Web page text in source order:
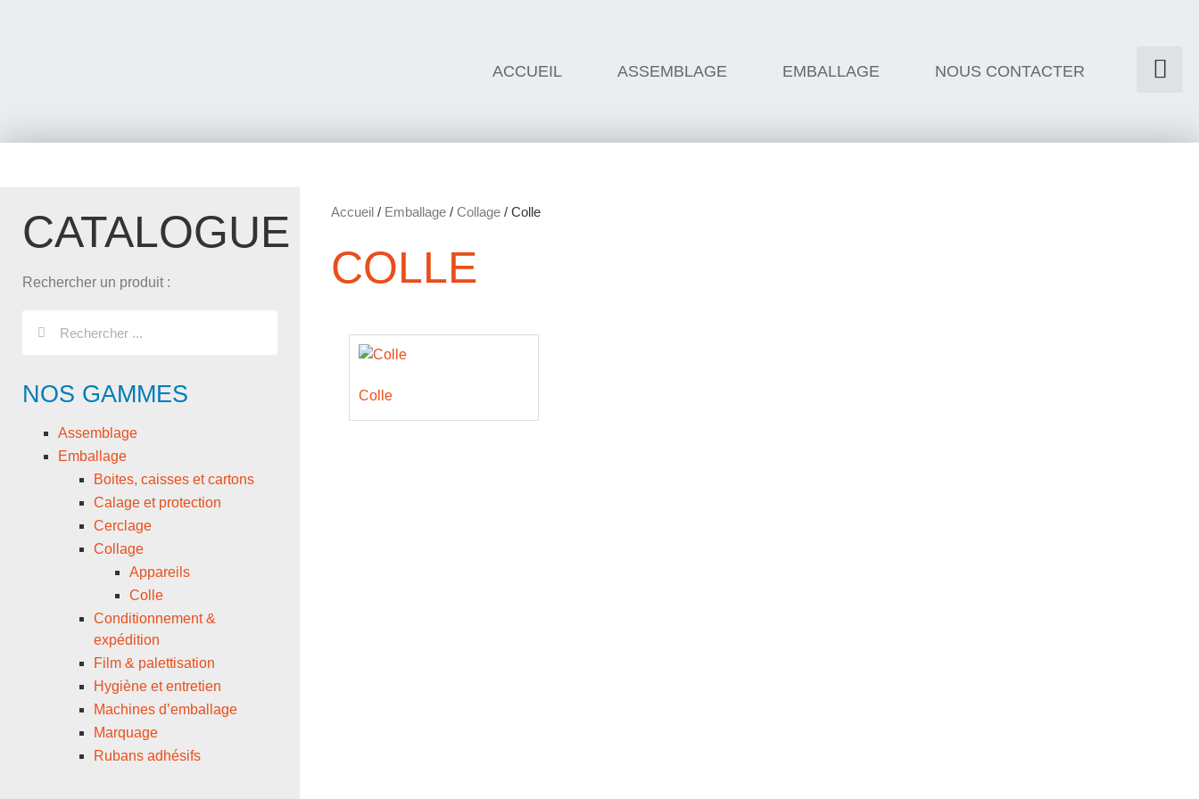
ACCUEIL ASSEMBLAGE EMBALLAGE NOUS CONTACTER
CATALOGUE
Rechercher un produit :
NOS GAMMES
Assemblage
Emballage
Boites, caisses et cartons
Calage et protection
Cerclage
Collage
Appareils
Colle
Conditionnement &
expédition
Film & palettisation
Hygiène et entretien
Machines d’emballage
Marquage
Rubans adhésifs
Accueil / Emballage / Collage / Colle
COLLE
Colle